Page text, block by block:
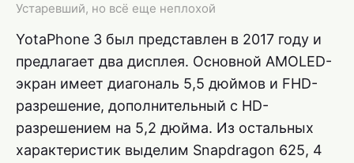
Устаревший, но всё еще неплохой
YotaPhone 3 был представлен в 2017 году и
предлагает два дисплея. Основной AMOLED-
экран имеет диагональ 5,5 дюймов и FHD-
разрешение, дополнительный с HD-
разрешением на 5,2 дюйма. Из остальных
характеристик выделим Snapdragon 625, 4